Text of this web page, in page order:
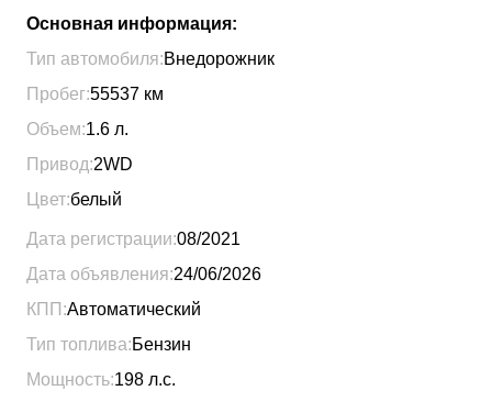
Основная информация:
Тип автомобиля:Внедорожник
Пробег:55537 км
Объем:1.6 л.
Привод:2WD
Цвет:белый
Дата регистрации:08/2021
Дата объявления:24/06/2026
КПП:Автоматический
Тип топлива:Бензин
Мощность:198 л.с.